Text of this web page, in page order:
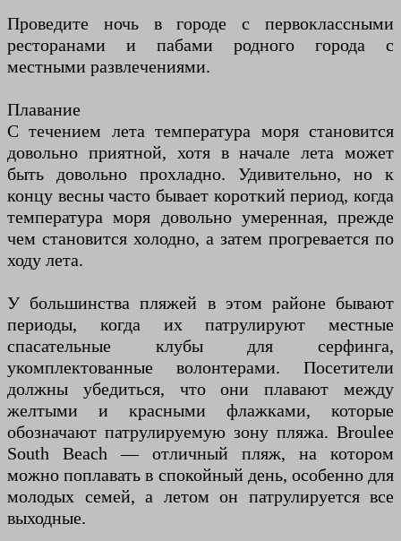
Проведите ночь в городе с первоклассными
ресторанами и пабами родного города с
местными развлечениями.
Плавание
С течением лета температура моря становится
довольно приятной, хотя в начале лета может
быть довольно прохладно. Удивительно, но к
концу весны часто бывает короткий период, когда
температура моря довольно умеренная, прежде
чем становится холодно, а затем прогревается по
ходу лета.
У большинства пляжей в этом районе бывают
периоды, когда их патрулируют местные
спасательные клубы для серфинга,
укомплектованные волонтерами. Посетители
должны убедиться, что они плавают между
желтыми и красными флажками, которые
обозначают патрулируемую зону пляжа. Broulee
South Beach — отличный пляж, на котором
можно поплавать в спокойный день, особенно для
молодых семей, а летом он патрулируется все
выходные.